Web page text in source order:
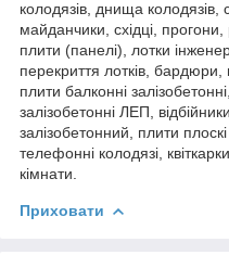
колодязів, днища колодязів,
майданчики, східці,
плити (панелі), лотки
перекриття лотків,
плити балконні
залізобетонні ЛЕП,
залізобетонний, плити плоскі
телефонні колодязі,
кімнати.
Приховати